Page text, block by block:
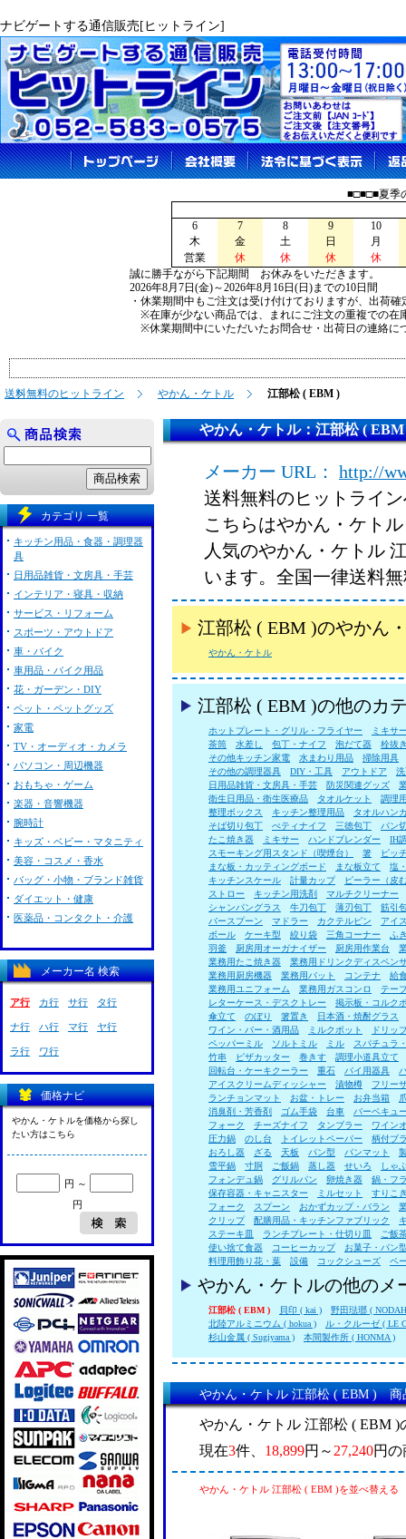
ナビゲートする通信販売[ヒットライン]
■□■□■夏季
6 7 8 9
10
木
金 土 日
月
営業
休 休 休
休
誠に勝手ながら下記期間 お休みをいただきます。
2026年8月7日(金)～2026年8月16日(日)までの10日間
・休業期間中もご注文は受け付けておりますが、出荷
※在庫が少ない商品では、まれにご注文の重複での在
※休業期間中にいただいたお問合せ・出荷日の連絡に
送料無料のヒットライン やかん・ケトル 江部松 ( EBM )
やかん・ケトル：江部松 ( EBM
メーカー URL：
http://
送料無料のヒットライ
こちらはやかん・ケト
人気のやかん・ケトル
います。全国一律送料
江部松 ( EBM )のやかん
やかん・ケトル
江部松 ( EBM )の他のカ
ホットプレート・グリル・フライヤー
ミキサ
茶筒
水差し 包丁・ナイフ 泡だて器
栓抜
その他キッチン家電
水まわり用品
掃除用具
その他の調理器具
DIY・工具 アウトドア
日用品雑貨・文房具・手芸
防災関連グッズ
衛生日用品・衛生医療品
タオルケット
調理
整理ボックス
キッチン整理用品
タオルハン
そば切り包丁
ぺティナイフ 三徳包丁
パン
たこ焼き器
ミキサー ハンドブレンダー
IH
スモーキング用スタンド（喫煙台）
箸
ピッ
まな板・カッティングボード
まな板立て
塩
キッチンスケール
計量カップ
ピーラー（皮
ストロー
キッチン用洗剤
マルチクリーナー
シャンパングラス
牛刀包丁 薄刃包丁
筋引
バースプーン
マドラー カクテルピン
アイ
ボール
ケーキ型 絞り袋 三角コーナー
ふ
羽釜
厨房用オーガナイザー 厨房用作業台
業務用たこ焼き器
業務用ドリンクディスペン
業務用厨房機器
業務用バット コンテナ
給
業務用ユニフォーム
業務用ガスコンロ
テー
レターケース・デスクトレー
掲示板・コルク
傘立て
のぼり 箸置き
日本酒・焼酎グラス
ワイン・バー・酒用品
ミルクポット
ドリッ
ペッパーミル
ソルトミル ミル
スパチュラ
竹串
ピザカッター 巻きす
調理小道具立て
回転台・ケーキクーラー
重石 パイ用器具
アイスクリームディッシャー
漬物樽
フリー
ランチョンマット
お盆・トレー お弁当箱
消臭剤・芳香剤
ゴム手袋 台車
バーベキュ
フォーク
チーズナイフ タンブラー
ワイン
圧力鍋
のし台 トイレットペーパー
柄付ブ
おろし器
ざる 天板 パン型 パンマット
雪平鍋
寸胴 ご飯鍋 蒸し器 せいろ
しゃ
フォンデュ鍋
グリルパン 卵焼き器
鍋・フ
保存容器・キャニスター
ミルセット
すりこ
フォーク
スプーン おかずカップ・バラン
クリップ
配膳用品・キッチンファブリック
ステーキ皿
ランチプレート・仕切り皿
ご飯
使い捨て食器
コーヒーカップ
お菓子・パン
料理用飾り花・葉
設備 コックシューズ ペ
やかん・ケトルの他のメ
江部松 ( EBM ) 貝印 ( kai )
野田琺瑯 (
北陸アルミニウム ( hokua )
ル・クルーゼ ( LE
杉山金属 ( Sugiyama )
本間製作所 ( HONMA )
やかん・ケトル 江部松 ( EBM ) 商
やかん・ケトル 江部松 ( EBM )
現在3件、 18,899円～27,240円
やかん・ケトル 江部松 ( EBM )を並べ替える
カテゴリ 一覧
キッチン用品・食器・調理器
具
日用品雑貨・文房具・手芸
インテリア・寝具・収納
サービス・リフォーム
スポーツ・アウトドア
車・バイク
車用品・バイク用品
花・ガーデン・DIY
ペット・ペットグッズ
家電
TV・オーディオ・カメラ
パソコン・周辺機器
おもちゃ・ゲーム
楽器・音響機器
腕時計
キッズ・ベビー・マタニティ
美容・コスメ・香水
バッグ・小物・ブランド雑貨
ダイエット・健康
医薬品・コンタクト・介護
メーカー名 検索
ア行 カ行 サ行 タ行
ナ行 ハ行 マ行 ヤ行
ラ行 ワ行
価格ナビ
やかん・ケトルを価格から探し
たい方はこちら
円 ～
円